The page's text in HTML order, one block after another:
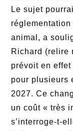
Le sujet
animal, a
Richard (relire
prévoit en
pour plusieurs
2027. Ce
un coût « très
s’interroge-t-